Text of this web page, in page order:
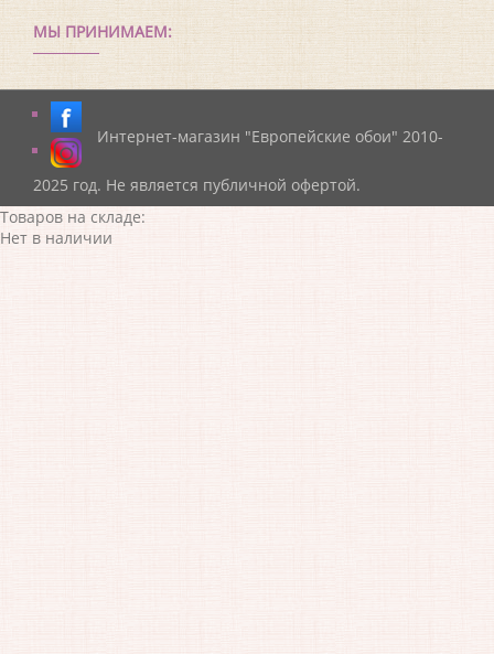
МЫ ПРИНИМАЕМ:
Интернет-магазин "Европейские обои" 2010-
2025 год. Не является публичной офертой.
Товаров на складе:
Нет в наличии